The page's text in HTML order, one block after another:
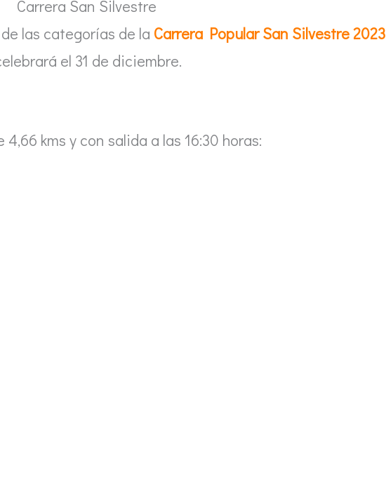
Carrera San Silvestre
las categorías de la Carrera Popular San Silvestre 2023
el 31 de diciembre.
kms y con salida a las 16:30 horas: